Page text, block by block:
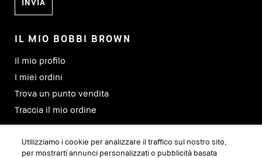
IL MIO BOBBI BROWN
Il mio profilo
I miei ordini
Trova un punto vendita
Traccia il mio ordine
SEGUICI SU
Utilizziamo i cookie per analizzare il traffico sul nostro sito,
per mostrarti annunci personalizzati o pubblicità basata